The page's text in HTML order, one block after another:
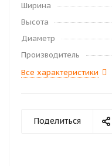
Ширина
Высота
Диаметр
Производитель
Все характеристики
Поделиться